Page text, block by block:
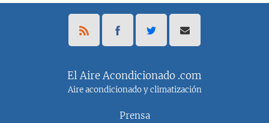
El Aire Acondicionado .com
Aire acondicionado y climatización
Prensa